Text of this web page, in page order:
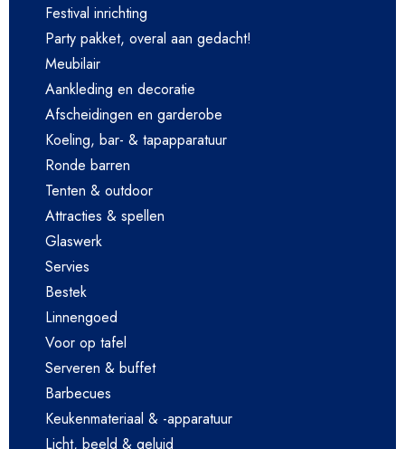
Festival inrichting
Party pakket, overal aan gedacht!
Meubilair
Aankleding en decoratie
Afscheidingen en garderobe
Koeling, bar- & tapapparatuur
Ronde barren
Tenten & outdoor
Attracties & spellen
Glaswerk
Servies
Bestek
Linnengoed
Voor op tafel
Serveren & buffet
Barbecues
Keukenmateriaal & -apparatuur
Licht, beeld & geluid